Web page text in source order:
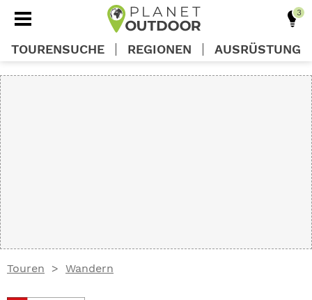
Touren Wandern
TOURENSUCHE REGIONEN AUSRÜSTUNG